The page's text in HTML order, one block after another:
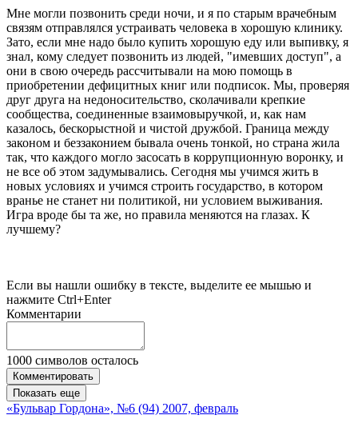
Мне могли позвонить среди ночи, и я по старым врачебным
связям отправлялся устраивать человека в хорошую клинику.
Зато, если мне надо было купить хорошую еду или выпивку, я
знал, кому следует позвонить из людей, "имевших доступ", а
они в свою очередь рассчитывали на мою помощь в
приобретении дефицитных книг или подписок. Мы, проверяя
друг друга на недоносительство, сколачивали крепкие
сообщества, соединенные взаимовыручкой, и, как нам
казалось, бескорыстной и чистой дружбой. Граница между
законом и беззаконием бывала очень тонкой, но страна жила
так, что каждого могло засосать в коррупционную воронку, и
не все об этом задумывались. Сегодня мы учимся жить в
новых условиях и учимся строить государство, в котором
вранье не станет ни политикой, ни условием выживания.
Игра вроде бы та же, но правила меняются на глазах. К
лучшему?
Если вы нашли ошибку в тексте, выделите ее мышью и
нажмите Ctrl+Enter
Комментарии
1000 символов осталось
Комментировать
Показать еще
«Бульвар Гордона», №6 (94) 2007, февраль